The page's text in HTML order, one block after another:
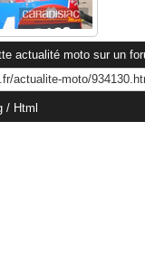
actualité moto sur un
/ Html